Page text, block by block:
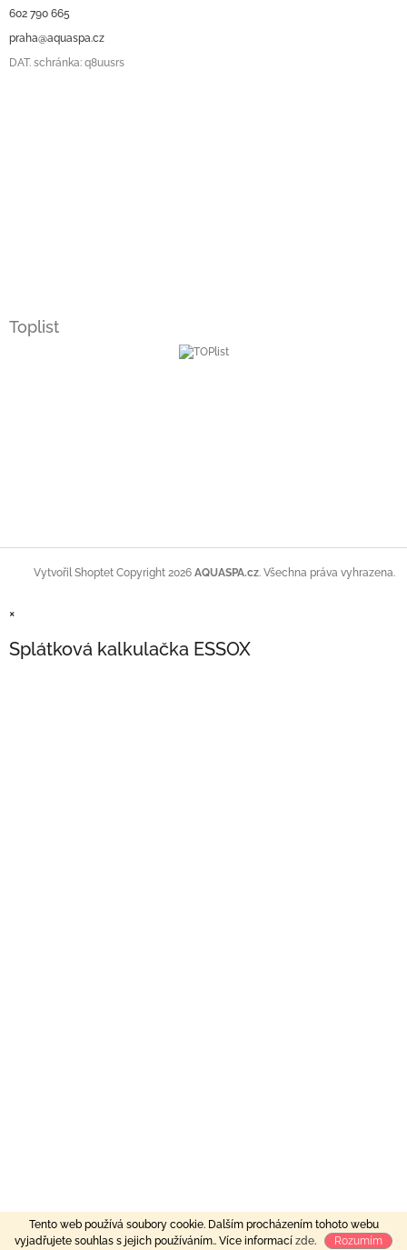
Tento web používá soubory cookie. Dalším procházením tohoto webu
vyjadřujete souhlas s jejich používáním.. Více informací zde. Rozumím
602 790 665
praha@aquaspa.cz
DAT. schránka: q8uusrs
Toplist
Vytvořil Shoptet Copyright 2026 AQUASPA.cz. Všechna práva vyhrazena.
×
Splátková kalkulačka ESSOX